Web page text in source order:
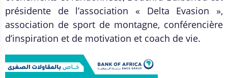
présidente de l’association « Delta Evasion »,
association de sport de montagne, conférencière
d’inspiration et de motivation et coach de vie.